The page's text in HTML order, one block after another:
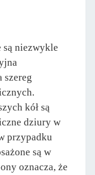
są niezwykle
szereg
kół są
dziury w
przypadku
są w
oznacza, że